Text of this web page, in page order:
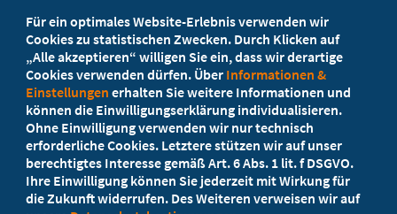
Ihr Landesverband berät Sie!
Ansprechpartner
Werden Sie jetzt Mitglied!
5 Vorteile einer Mitgliedschaft
Für ein optimales Website-Erlebnis verwenden wir
Cookies zu statistischen Zwecken. Durch Klicken auf
„Alle akzeptieren“ willigen Sie ein, dass wir derartige
Cookies verwenden dürfen. Über Informationen &
Einstellungen erhalten Sie weitere Informationen und
können die Einwilligungserklärung individualisieren.
Ohne Einwilligung verwenden wir nur technisch
erforderliche Cookies. Letztere stützen wir auf unser
berechtigtes Interesse gemäß Art. 6 Abs. 1 lit. f DSGVO.
Ihre Einwilligung können Sie jederzeit mit Wirkung für
die Zukunft widerrufen. Des Weiteren verweisen wir auf